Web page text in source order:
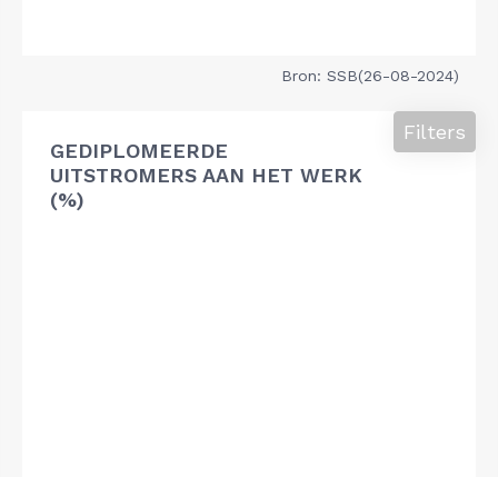
Bron: SSB(26-08-2024)
GEDIPLOMEERDE
UITSTROMERS AAN HET WERK
(%)
Filters